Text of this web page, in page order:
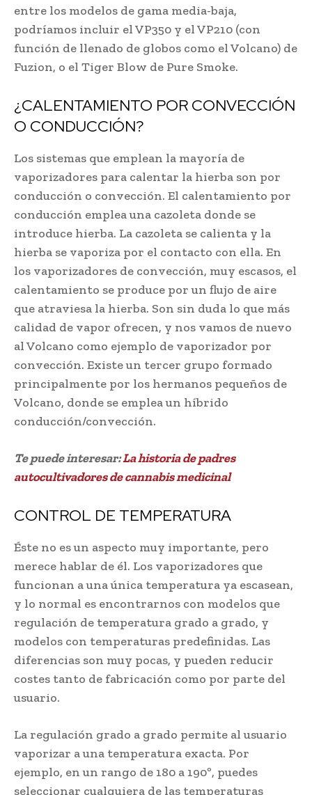
entre los modelos de gama media-baja,
podríamos incluir el VP350 y el VP210 (con
función de llenado de globos como el Volcano) de
Fuzion, o el Tiger Blow de Pure Smoke.
¿CALENTAMIENTO POR CONVECCIÓN
O CONDUCCIÓN?
Los sistemas que emplean la mayoría de
vaporizadores para calentar la hierba son por
conducción o convección. El calentamiento por
conducción emplea una cazoleta donde se
introduce hierba. La cazoleta se calienta y la
hierba se vaporiza por el contacto con ella. En
los vaporizadores de convección, muy escasos, el
calentamiento se produce por un flujo de aire
que atraviesa la hierba. Son sin duda lo que más
calidad de vapor ofrecen, y nos vamos de nuevo
al Volcano como ejemplo de vaporizador por
convección. Existe un tercer grupo formado
principalmente por los hermanos pequeños de
Volcano, donde se emplea un híbrido
conducción/convección.
Te puede interesar:La historia de padres
autocultivadores de cannabis medicinal
CONTROL DE TEMPERATURA
Éste no es un aspecto muy importante, pero
merece hablar de él. Los vaporizadores que
funcionan a una única temperatura ya escasean,
y lo normal es encontrarnos con modelos que
regulación de temperatura grado a grado, y
modelos con temperaturas predefinidas. Las
diferencias son muy pocas, y pueden reducir
costes tanto de fabricación como por parte del
usuario.
La regulación grado a grado permite al usuario
vaporizar a una temperatura exacta. Por
ejemplo, en un rango de 180 a 190º, puedes
seleccionar cualquiera de las temperaturas